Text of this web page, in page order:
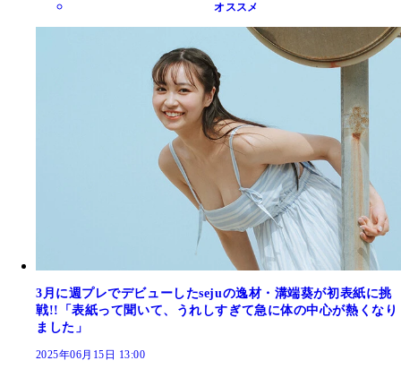
オススメ
3月に週プレでデビューしたsejuの逸材・溝端葵が初表紙に挑
戦!!「表紙って聞いて、うれしすぎて急に体の中心が熱くなり
ました」
2025年06月15日 13:00